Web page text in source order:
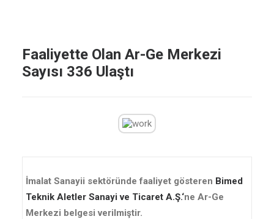
Site içi arama
Faaliyette Olan Ar-Ge Merkezi
Sayısı 336 Ulaştı
İmalat Sanayii sektöründe faaliyet gösteren Bimed
Teknik Aletler Sanayi ve Ticaret A.Ş.‘ne Ar-Ge
Merkezi belgesi verilmiştir.